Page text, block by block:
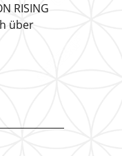
RISING
über